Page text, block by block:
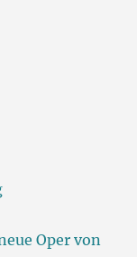
Oper von